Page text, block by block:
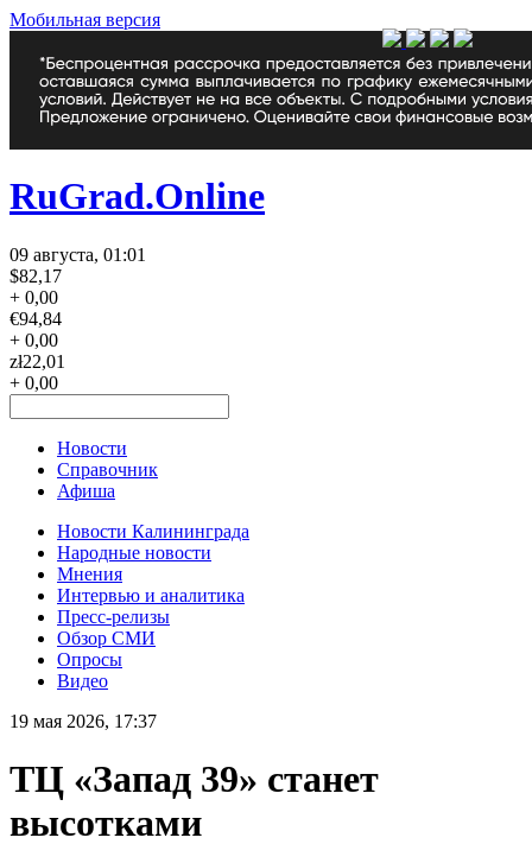
Мобильная версия
RuGrad.Online
09 августа, 01:01
$82,17
+ 0,00
€94,84
+ 0,00
zł22,01
+ 0,00
Новости
Справочник
Афиша
Новости Калининграда
Народные новости
Мнения
Интервью и аналитика
Пресс-релизы
Обзор СМИ
Опросы
Видео
19 мая 2026, 17:37
ТЦ «Запад 39» станет
высотками